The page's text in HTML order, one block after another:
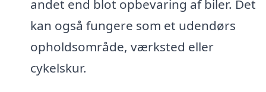
andet end blot opbevaring af biler. Det
kan også fungere som et udendørs
opholdsområde, værksted eller
cykelskur.